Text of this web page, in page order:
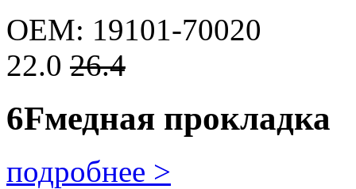
OEM: 19101-70020
22.0 26.4
6Fмедная прокладка
подробнее >